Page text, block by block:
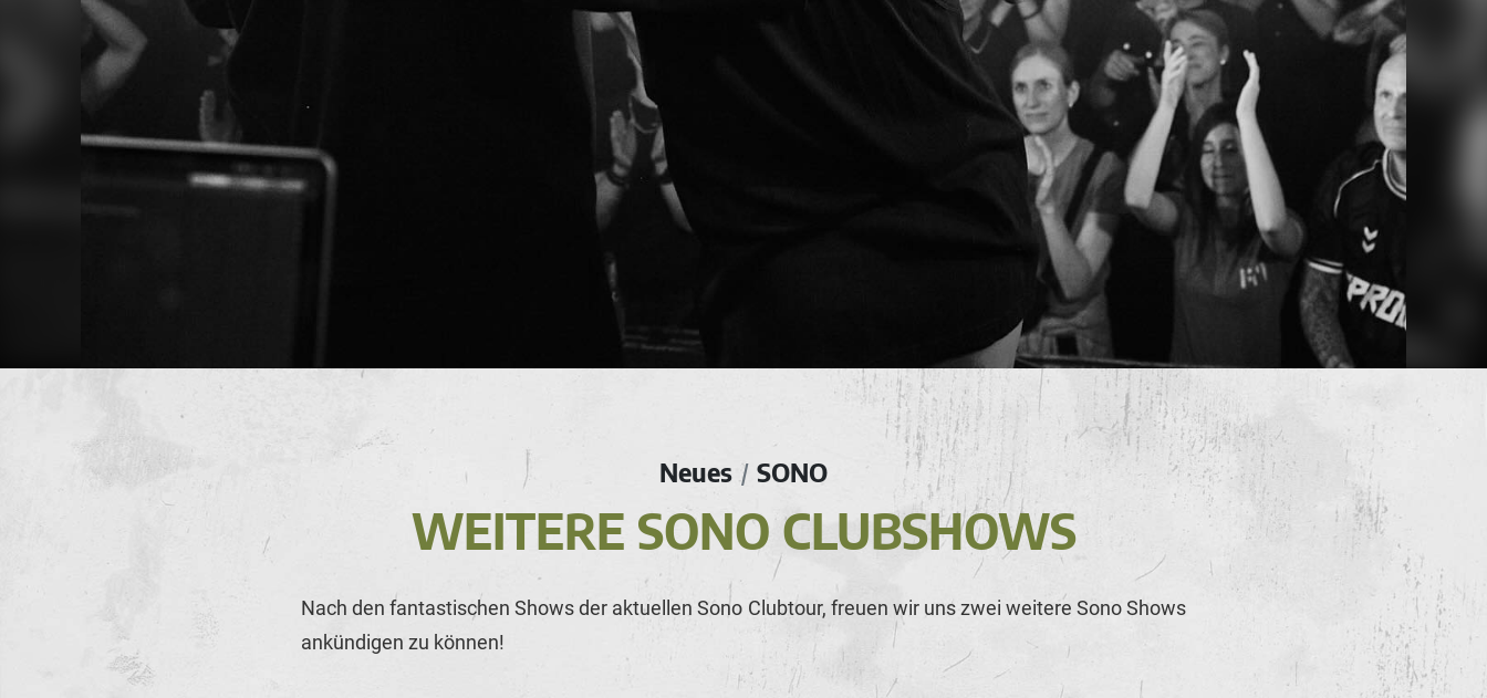
Neues / SONO
WEITERE SONO CLUBSHOWS
Nach den fantastischen Shows der aktuellen Sono Clubtour, freuen wir uns zwei weitere Sono Shows
ankündigen zu können!